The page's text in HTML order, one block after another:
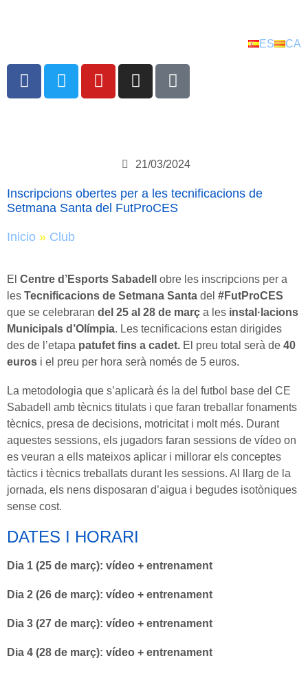
ES CA
21/03/2024
Inscripcions obertes per a les tecnificacions de
Setmana Santa del FutProCES
Inicio » Club
El Centre d’Esports Sabadell
obre les inscripcions per a
les Tecnificacions de Setmana Santa del #FutProCES
que se celebraran del 25 al 28 de març a les instal·lacions
Municipals d’Olímpia. Les tecnificacions estan dirigides
des de l’etapa patufet fins a cadet. El preu total serà de 40
euros i el preu per hora serà només de 5 euros.
La metodologia que s’aplicarà és la del futbol base del CE
Sabadell amb tècnics titulats i que faran treballar fonaments
tècnics, presa de decisions, motricitat i molt més. Durant
aquestes sessions, els jugadors faran sessions de vídeo on
es veuran a ells mateixos aplicar i millorar els conceptes
tàctics i tècnics treballats durant les sessions. Al llarg de la
jornada, els nens disposaran d’aigua i begudes isotòniques
sense cost.
DATES I HORARI
Dia 1 (25 de març): vídeo + entrenament
Dia 2 (26 de març): vídeo + entrenament
Dia 3 (27 de març): vídeo + entrenament
Dia 4 (28 de març): vídeo + entrenament